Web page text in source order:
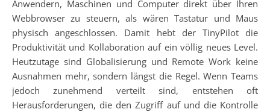
Anwendern, Maschinen und Computer direkt über Ihren
Webbrowser zu steuern, als wären Tastatur und Maus
physisch angeschlossen. Damit hebt der TinyPilot die
Produktivität und Kollaboration auf ein völlig neues Level.
Heutzutage sind Globalisierung und Remote Work keine
Ausnahmen mehr, sondern längst die Regel. Wenn Teams
jedoch zunehmend verteilt sind, entstehen oft
Herausforderungen, die den Zugriff auf und die Kontrolle